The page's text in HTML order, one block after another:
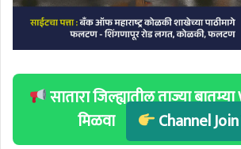
सातारा जिल्ह्यातील ताज्या
मिळवा
Channel